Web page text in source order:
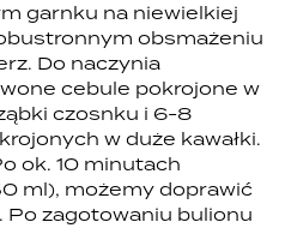
garnku na niewielkiej
obsmażeniu
Do naczynia
cebule pokrojone w
czosnku i 6-8
w duże kawałki.
ok. 10 minutach
ml), możemy doprawić
Po zagotowaniu bulionu